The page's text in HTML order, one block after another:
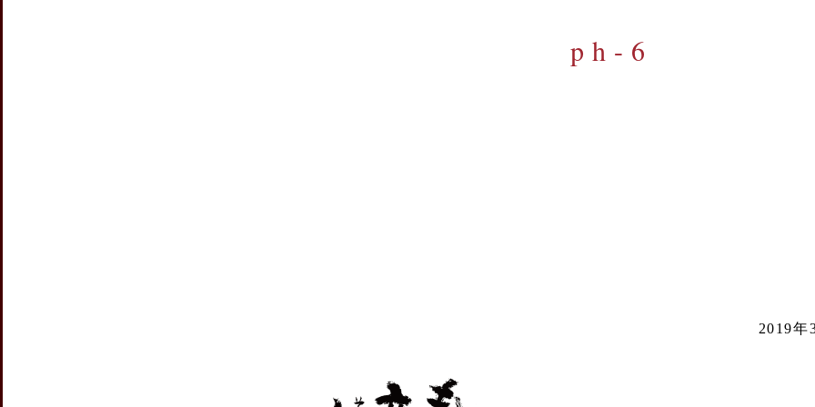
ph-6
2019年